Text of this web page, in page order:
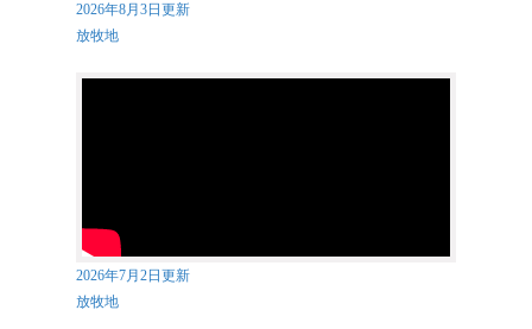
2026年8月3日更新
放牧地
2026年7月2日更新
放牧地